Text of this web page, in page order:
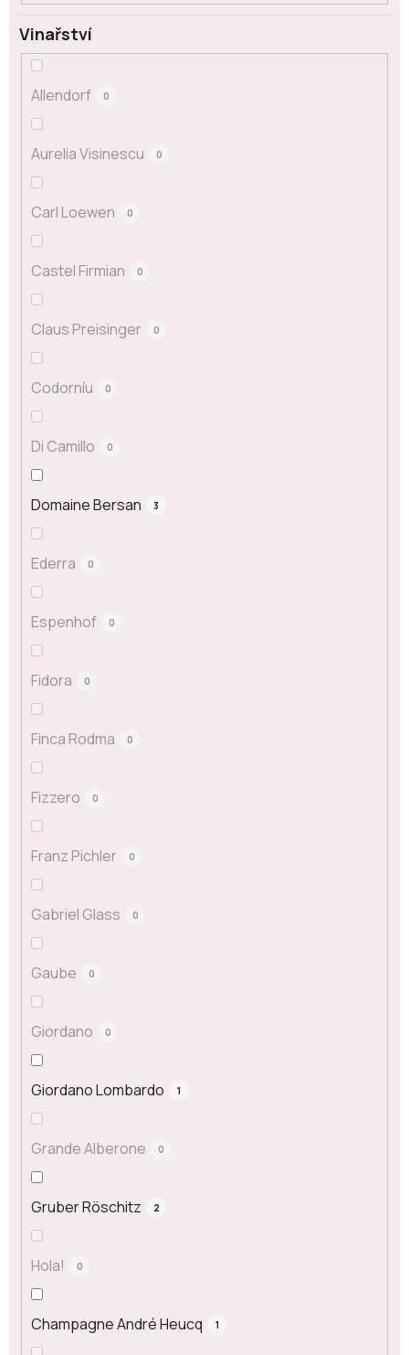
Vinařství
Allendorf 0
Aurelia Visinescu 0
Carl Loewen 0
Castel Firmian 0
Claus Preisinger 0
Codorníu 0
Di Camillo 0
Domaine Bersan 3
Ederra 0
Espenhof 0
Fidora 0
Finca Rodma 0
Fizzero 0
Franz Pichler 0
Gabriel Glass 0
Gaube 0
Giordano 0
Giordano Lombardo 1
Grande Alberone 0
Gruber Röschitz 2
Hola! 0
Champagne André Heucq 1